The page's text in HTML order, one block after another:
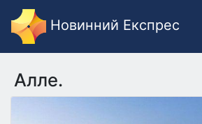
Новинний Експрес
Алле.